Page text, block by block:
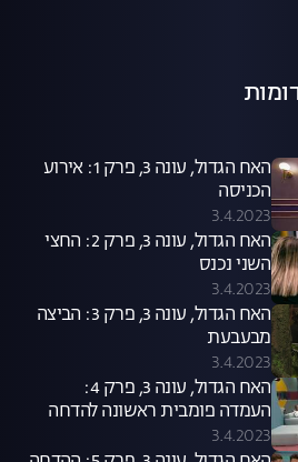
האח הגדול, עונה 3, פרק 1: אירוע
הכניסה
3.4.2023
האח הגדול, עונה 3, פרק 2: החצי
השני נכנס
3.4.2023
האח הגדול, עונה 3, פרק 3: הביצה
מבעבעת
3.4.2023
האח הגדול, עונה 3, פרק 4:
העמדה פומבית ראשונה להדחה
3.4.2023